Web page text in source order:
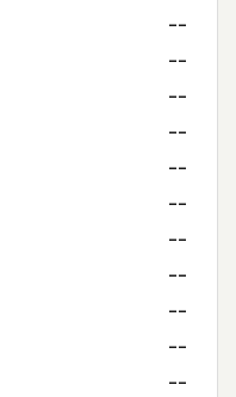
--
--
--
--
--
--
--
--
--
--
--